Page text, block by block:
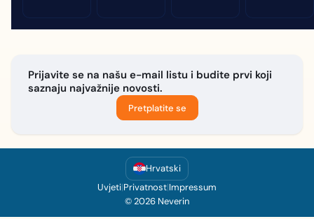
Prijavite se na našu e-mail listu i budite prvi koji
saznaju najvažnije novosti.
Pretplatite se
Hrvatski
Uvjeti|Privatnost|Impressum
© 2026 Neverin